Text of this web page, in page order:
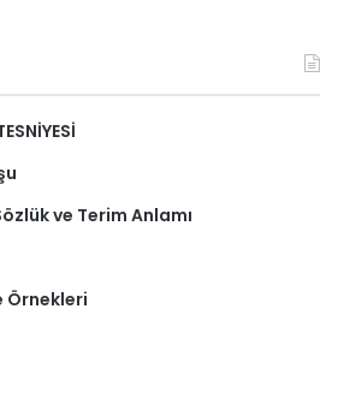
ve Terim Anlamı
Örnekleri